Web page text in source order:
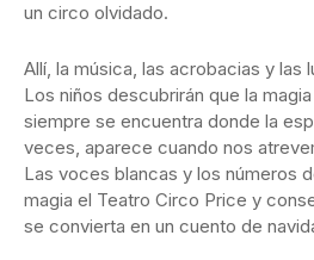
un circo olvidado.
Allí, la música, las acrobacias y las
Los niños descubrirán que la
siempre se encuentra donde la
veces, aparece cuando nos
Las voces blancas y los números
magia el Teatro Circo Price y
se convierta en un cuento de